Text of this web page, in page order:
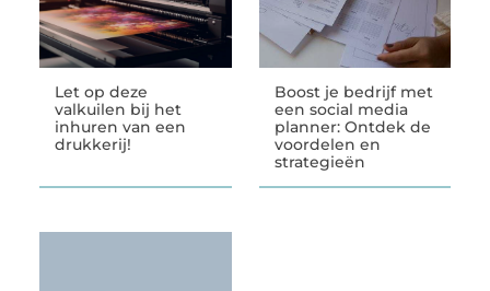
Let op deze
valkuilen bij het
inhuren van een
drukkerij!
Boost je bedrijf met
een social media
planner: Ontdek de
voordelen en
strategieën